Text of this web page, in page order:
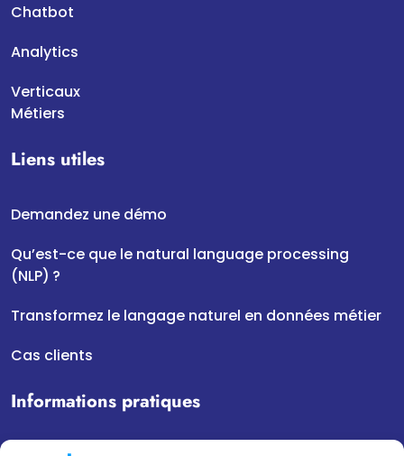
Chatbot
Analytics
Verticaux
Métiers
Liens utiles
Demandez une démo
Qu’est-ce que le natural language processing
(NLP) ?
Transformez le langage naturel en données métier
Cas clients
Informations pratiques